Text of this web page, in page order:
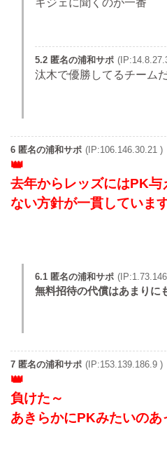
5.2 匿名の浦和サポ
汰木で優勝してるチーム
6 匿名の浦和サポ (IP:106.146.30.21 )
去年からレッズにはPK
ない方針が一貫しています
6.1 匿名の浦和サポ
無料招待の代償はあまりに
7 匿名の浦和サポ (IP:153.139.186.9 )
負けた～
あきらかにPKみたいのあ